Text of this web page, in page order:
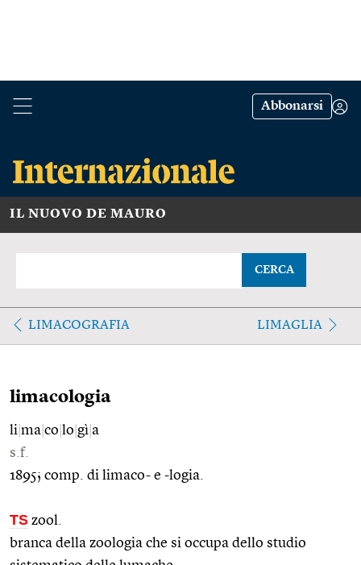
Abbonarsi
IL NUOVO DE MAURO
CERCA
LIMACOGRAFIA LIMAGLIA
limacologia
li ma co lo gì a
s.f.
1895; comp. di limaco- e -logia.
TS zool.
branca della zoologia che si occupa dello studio